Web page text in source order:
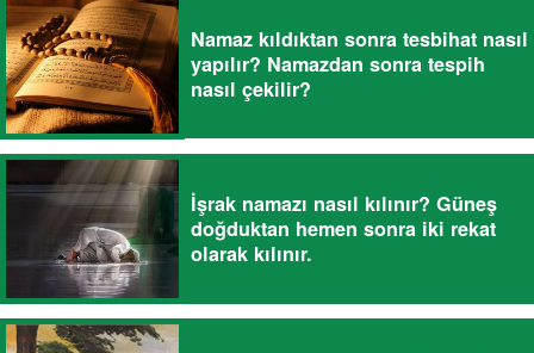
Namaz kıldıktan sonra tesbihat nasıl
yapılır? Namazdan sonra tespih
nasıl çekilir?
İşrak namazı nasıl kılınır? Güneş
doğduktan hemen sonra iki rekat
olarak kılınır.